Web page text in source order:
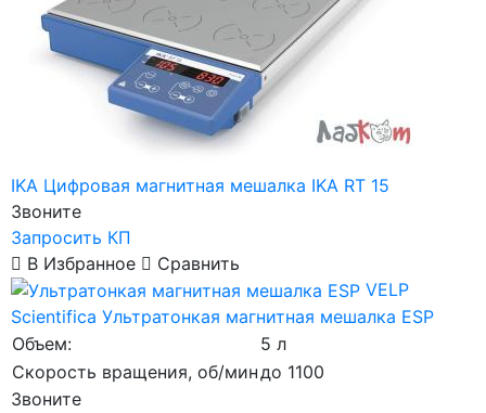
IKA Цифровая магнитная мешалка IKA RT 15
Звоните
Запросить КП
В Избранное
Сравнить
VELP
Scientifica Ультратонкая магнитная мешалка ESP
Объем:
5 л
Скорость вращения, об/миндо 1100
Звоните